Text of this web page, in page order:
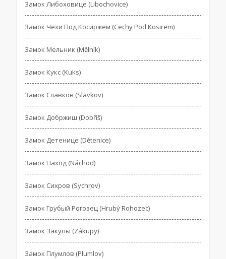
Замок Либоховице (Libochovice)
Замок Чехи Под Косиржем (Cechy Pod Kosirem)
Замок Мельник (Mělník)
Замок Кукс (Kuks)
Замок Славков (Slavkov)
Замок Добржиш (Dobříš)
Замок Детенице (Dětenice)
Замок Наход (Náchod)
Замок Сихров (Sychrov)
Замок Грубый Рогозец (Hrubý Rohozec)
Замок Закупы (Zákupy)
Замок Плумлов (Plumlov)